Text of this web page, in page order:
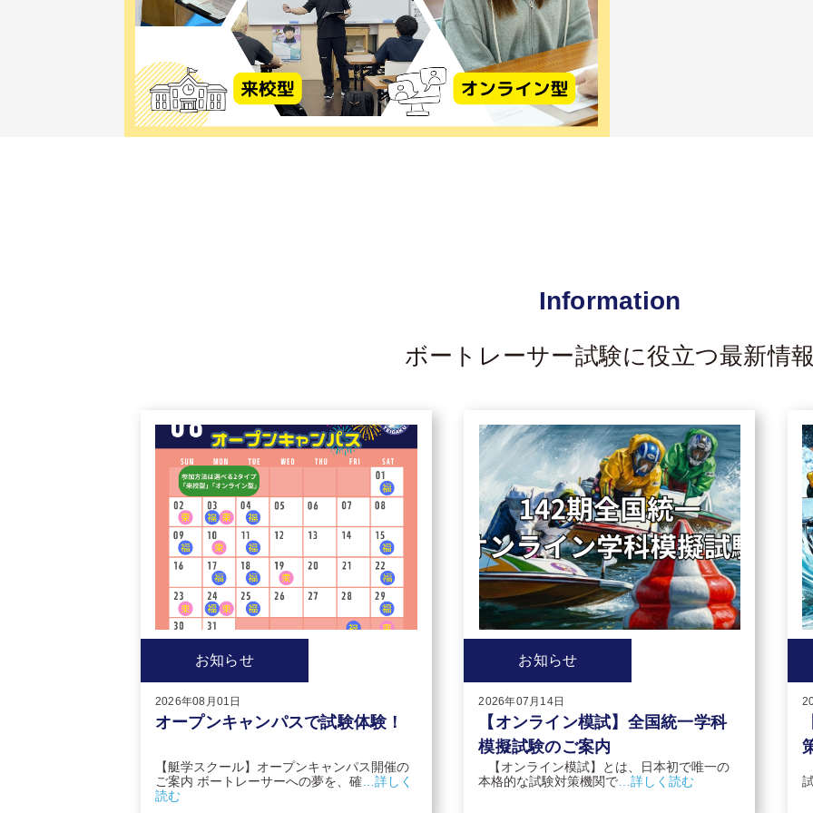
Information
ボートレーサー試験に役立つ最新情
お知らせ
2026年08月01日
オープンキャンパスで試験体験！
【艇学スクール】オープンキャンパス開催の
ご案内 ボートレーサーへの夢を、確…詳しく
読む
お知らせ
2026年07月14日
【オンライン模試】全国統一学科
模擬試験のご案内
【オンライン模試】とは、日本初で唯一の
本格的な試験対策機関で …詳しく読む